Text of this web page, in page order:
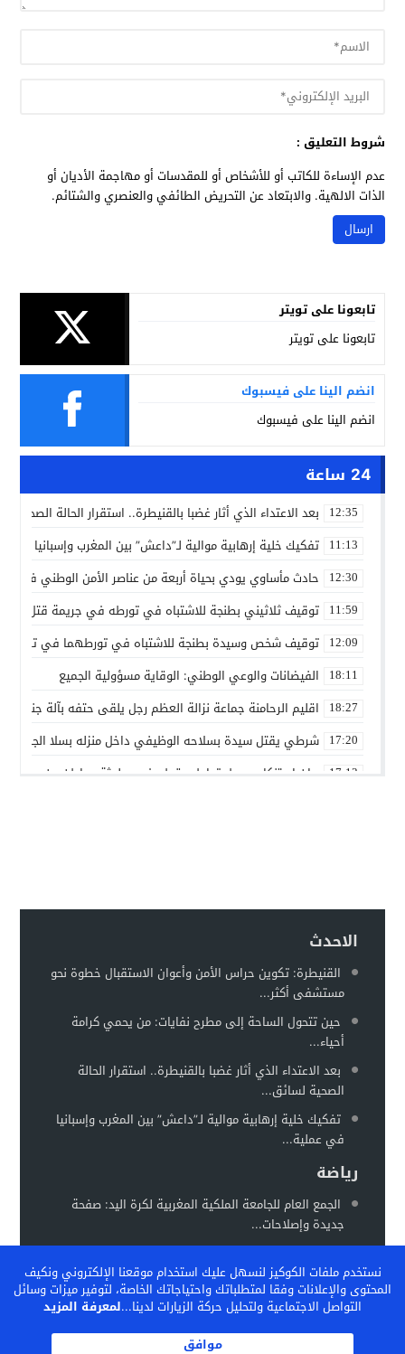
شروط التعليق :
عدم الإساءة للكاتب أو للأشخاص أو للمقدسات أو مهاجمة الأديان أو
الذات الالهية. والابتعاد عن التحريض الطائفي والعنصري والشتائم.
تابعونا على تويتر
تابعونا على تويتر
انضم الينا على فيسبوك
انضم الينا على فيسبوك
24 ساعة
12:35 بعد الاعتداء الذي أثار غضبا بالقنيطرة.. استقرار الحالة
11:13 تفكيك خلية إرهابية موالية لـ”داعش” بين المغرب وإسبانيا في
12:30 حادث مأساوي يودي بحياة أربعة من عناصر الأمن الوطني في
11:59 توقيف ثلاثيني بطنجة للاشتباه في تورطه في جريمة قتل
12:09 توقيف شخص وسيدة بطنجة للاشتباه في تورطهما في تزوير
18:11 الفيضانات والوعي الوطني: الوقاية مسؤولية الجميع
18:27 اقليم الرحامنة جماعة نزالة العظم رجل يلقى حتفه بآلة جني
17:20 شرطي يقتل سيدة بسلاحه الوظيفي داخل منزله بسلا الجديدة
17:13 بيان استنكاري حول تداول مقطع فيديو لجثة مواطن من
16:13 سيارة مجهولة تثير استنفارًا أمنيًا بحي الفوركي تابريكت – سلا
12:31 الغموض يلف حريقا في مركز صحي
الاحدث
القنيطرة: تكوين حراس الأمن وأعوان الاستقبال خطوة نحو
مستشفى أكثر...
حين تتحول الساحة إلى مطرح نفايات: من يحمي كرامة
أحياء...
بعد الاعتداء الذي أثار غضبا بالقنيطرة.. استقرار الحالة
الصحية لسائق...
تفكيك خلية إرهابية موالية لـ”داعش” بين المغرب وإسبانيا
في عملية...
رياضة
الجمع العام للجامعة الملكية المغربية لكرة اليد: صفحة
جديدة وإصلاحات...
جديد خلال...
الفيفا تشيد بالنموذج المغربي لتكوين المواهب… والمغرب
نستخدم ملفات الكوكيز لنسهل عليك استخدام موقعنا الإلكتروني ونكيف
المحتوى والإعلانات وفقا لمتطلباتك واحتياجاتك الخاصة، لتوفير ميزات وسائل
التواصل الاجتماعية ولتحليل حركة الزيارات لدينا...لمعرفة المزيد
موافق